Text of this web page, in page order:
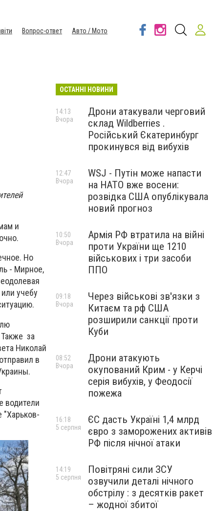
Вопрос-ответ
Авто / Мото
и
Но
- Мирное,
учебу
за
Николай
в
водители
"Харьков-
ОСТАННІ НОВИНИ
Дрони атакували черговий
склад Wildberries .
Російський Єкатеринбург
прокинувся від вибухів
14:13
Вчора
WSJ - Путін може напасти
на НАТО вже восени:
розвідка США опублікувала
новий прогноз
12:47
Вчора
Армія РФ втратила на війні
проти України ще 1210
військових і три засоби
ППО
10:50
Вчора
Через військові зв'язки з
Китаєм та рф США
розширили санкції проти
Куби
09:18
Вчора
Дрони атакують
окупований Крим - у Керчі
серія вибухів, у Феодосії
пожежа
08:52
Вчора
ЄС дасть Україні 1,4 млрд
євро з заморожених активів
РФ після нічної атаки
16:18
5 серпня
Повітряні сили ЗСУ
озвучили деталі нічного
обстрілу : з десятків ракет
– жодної збитої
14:19
5 серпня